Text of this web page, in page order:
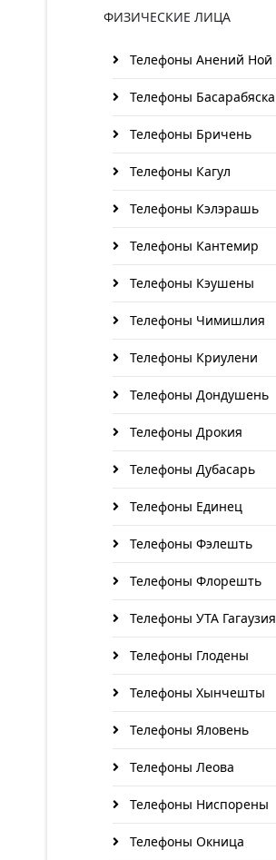
ФИЗИЧЕСКИЕ ЛИЦА
Телефоны Анений Ноӣ
Телефоны Басарабяска
Телефоны Бричень
Телефоны Кагул
Телефоны Кэлэрашь
Телефоны Кантемир
Телефоны Кэушены
Телефоны Чимишлия
Телефоны Криулени
Телефоны Дондушень
Телефоны Дрокия
Телефоны Дубасарь
Телефоны Единец
Телефоны Фэлешть
Телефоны Флорешть
Телефоны УТА Гагаузия
Телефоны Глодены
Телефоны Хынчешты
Телефоны Яловень
Телефоны Леова
Телефоны Ниспорены
Телефоны Окница